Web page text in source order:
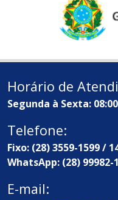
Horário de
Segunda à Sexta:
Telefone:
Fixo: (28) 3559-1599 /
WhatsApp: (28) 99982-
E-mail: